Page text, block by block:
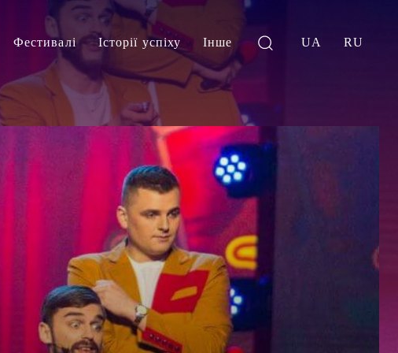
Фестивалі Історії успіху Інше UA RU